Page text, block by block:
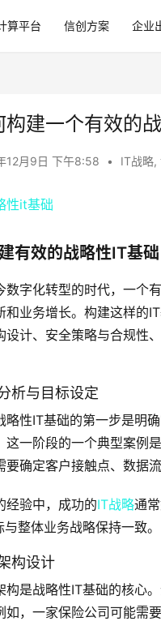
算平台 信创方案 企业
构建一个有效的
12月9日 下午8:58 • IT战略,
有效的战略性IT基础
数字化转型的时代，一个
和业务增长。构建这样的
设计、安全策略与合规性
析与目标设定
略性IT基础的第一步是明
这一阶段的一个典型案例
要确定客户接触点、数据
经验中，成功的IT战略通
与整体业务战略保持一致。
构设计
构是战略性IT基础的核心
如，一家保险公司可能需